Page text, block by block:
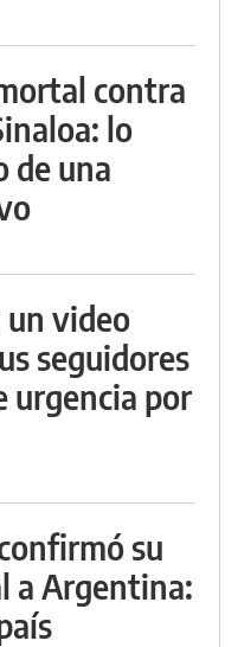
contra
lo
de una
un video
seguidores
urgencia por
su
a Argentina: